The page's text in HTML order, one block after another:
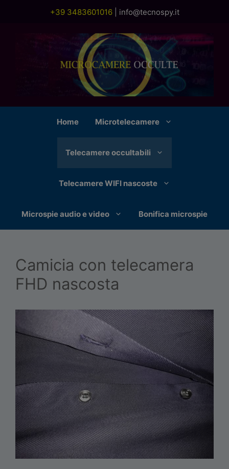
+39 3483601016 info@tecnospy.it
Home Microtelecamere
Telecamere occultabili
Telecamere WIFI nascoste
Microspie audio e video Bonifica microspie
Camicia con telecamera
FHD nascosta